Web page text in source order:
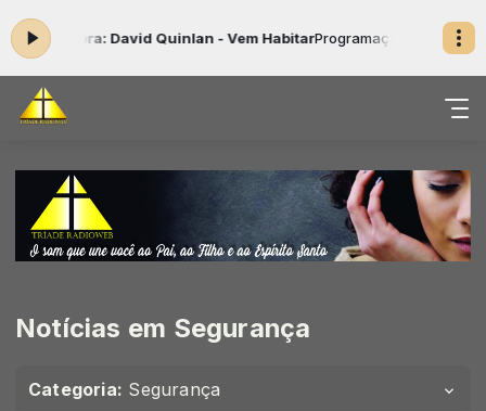
David Quinlan - Vem HabitarProgramação Musical Gospel das
Notícias em Segurança
Categoria: Segurança